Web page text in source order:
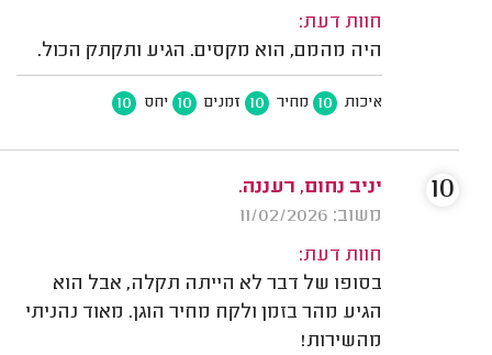
חוות דעת:
היה מהמם, הוא מקסים. הגיע ותקתק הכול.
איכות 10 מחיר 10 זמנים 10 יחס 10
יניב נחום, רעננה.
משוב: 11/02/2026
חוות דעת:
בסופו של דבר לא הייתה תקלה, אבל הוא
הגיע מהר בזמן ולקח מחיר הוגן. מאוד נהניתי
מהשירות!
10